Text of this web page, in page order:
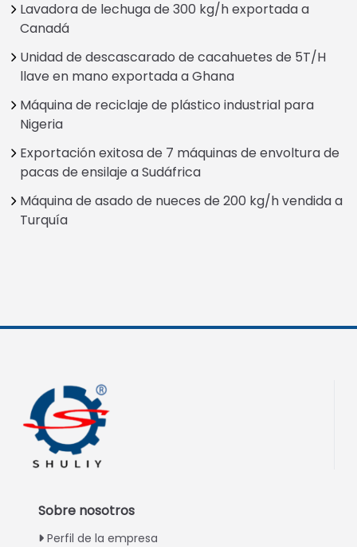
Lavadora de lechuga de 300 kg/h exportada a
Canadá
Unidad de descascarado de cacahuetes de 5T/H
llave en mano exportada a Ghana
Máquina de reciclaje de plástico industrial para
Nigeria
Exportación exitosa de 7 máquinas de envoltura de
pacas de ensilaje a Sudáfrica
Máquina de asado de nueces de 200 kg/h vendida a
Turquía
Sobre nosotros
Perfil de la empresa